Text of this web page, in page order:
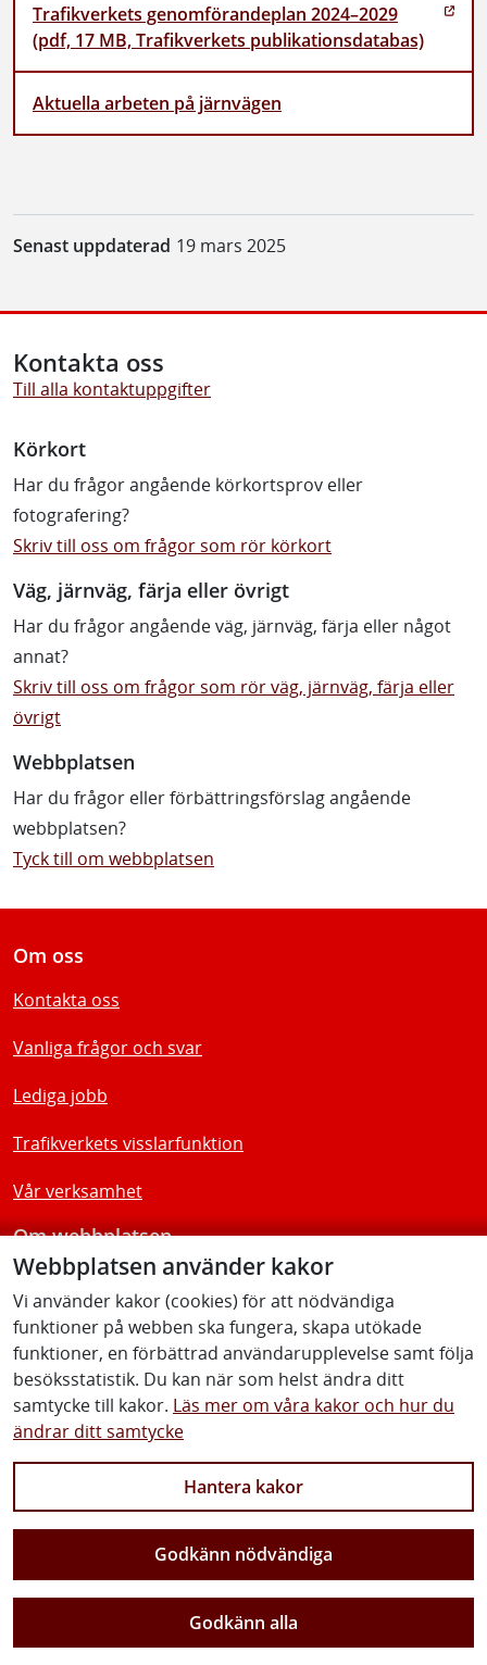
Trafikverkets genomförandeplan 2024–2029
(pdf, 17 MB, Trafikverkets publikationsdatabas)
Aktuella arbeten på järnvägen
Senast uppdaterad 19 mars 2025
Webbplatsen använder kakor
Vi använder kakor (cookies) för att nödvändiga
funktioner på webben ska fungera, skapa utökade
funktioner, en förbättrad användarupplevelse samt följa
besöksstatistik. Du kan när som helst ändra ditt
samtycke till kakor. Läs mer om våra kakor och hur du
ändrar ditt samtycke
Hantera kakor
Godkänn nödvändiga
Godkänn alla
Kontakta oss
Till alla kontaktuppgifter
Körkort
Har du frågor angående körkortsprov eller
fotografering?
Skriv till oss om frågor som rör körkort
Väg, järnväg, färja eller övrigt
Har du frågor angående väg, järnväg, färja eller något
annat?
Skriv till oss om frågor som rör väg, järnväg, färja eller
övrigt
Webbplatsen
Har du frågor eller förbättringsförslag angående
webbplatsen?
Tyck till om webbplatsen
Vi gör Sverige närmare
Om oss
Kontakta oss
Vanliga frågor och svar
Lediga jobb
Trafikverkets visslarfunktion
Vår verksamhet
Om webbplatsen
Tillgänglighetsredogörelse
Följ oss
Facebook Youtube